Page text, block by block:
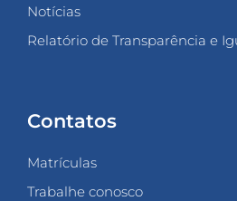
Notícias
Relatório de Transparência e
Contatos
Matrículas
Trabalhe conosco